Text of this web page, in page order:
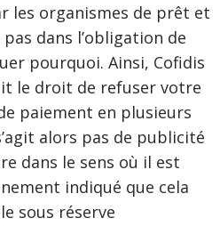
les organismes de prêt et
dans l’obligation de
pourquoi. Ainsi, Cofidis
le droit de refuser votre
paiement en plusieurs
alors pas de publicité
dans le sens où il est
indiqué que cela
sous réserve